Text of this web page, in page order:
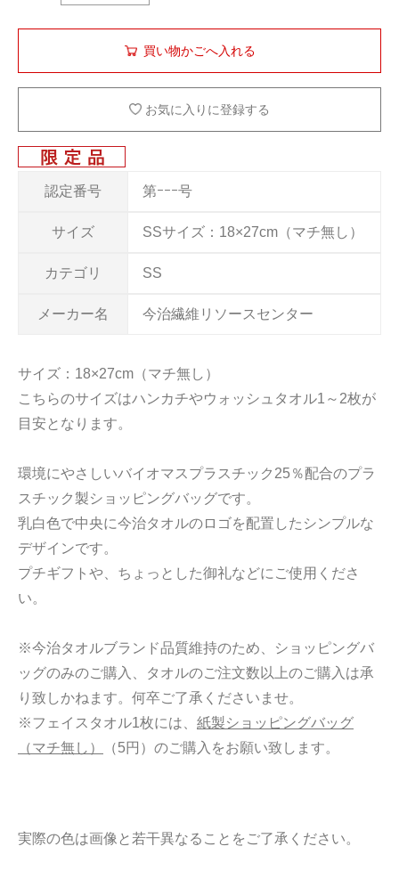
認定番号 第ｰｰｰ号
サイズ SSサイズ：18×27cm（マチ無し）
カテゴリ SS
メーカー名 今治繊維リソースセンター
お気に入りに登録する
サイズ：18×27cm（マチ無し）
こちらのサイズはハンカチやウォッシュタオル1～2枚が
目安となります。
環境にやさしいバイオマスプラスチック25％配合のプラ
スチック製ショッピングバッグです。
乳白色で中央に今治タオルのロゴを配置したシンプルな
デザインです。
プチギフトや、ちょっとした御礼などにご使用くださ
い。
※今治タオルブランド品質維持のため、ショッピングバ
ッグのみのご購入、タオルのご注文数以上のご購入は承
り致しかねます。何卒ご了承くださいませ。
※フェイスタオル1枚には、 紙製ショッピングバッグ
（マチ無し）
（5円）のご購入をお願い致します。
実際の色は画像と若干異なることをご了承ください。